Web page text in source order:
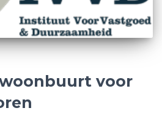
voor